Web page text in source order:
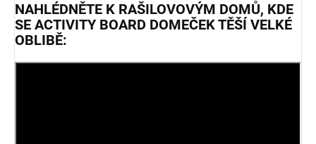
NAHLÉDNĚTE K RAŠILOVOVÝM DOMŮ, KDE
SE ACTIVITY BOARD DOMEČEK TĚŠÍ VELKÉ
OBLIBĚ: